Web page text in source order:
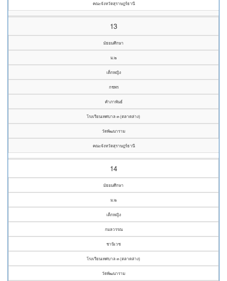
คณะจังหวัดสุราษฎร์ธานี
13
มัธยมศึกษา
ม.๒
เด็กหญิง
กชพร
คำภาพันธ์
โรงเรียนเทศบาล ๓ (ตลาดล่าง)
วัดพัฒนาราม
คณะจังหวัดสุราษฎร์ธานี
14
มัธยมศึกษา
ม.๒
เด็กหญิง
กมลวรรณ
ชานิเวช
โรงเรียนเทศบาล ๓ (ตลาดล่าง)
วัดพัฒนาราม